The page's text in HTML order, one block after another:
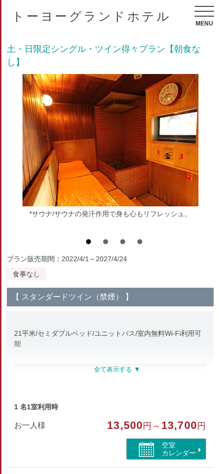
トーヨーグランドホテル
MENU
土・日限定シングル・ツイン得々プラン【朝食な
し】
*サウナ/サウナの発汗作用で身も心もリフレッシュ。
プラン販売期間：2022/4/1～2027/4/24
食事なし
【 スタンダードツイン（禁煙） 】
21平米/セミダブルベッド/ユニットバス/室内無料Wi-Fi利用可
能
部屋特徴
禁煙/インターネットができる部屋/洗浄機付トイレ/ユニ
1 名1室利用時
お一人様 13,500 円～ 13,700 円
空室
カレンダー